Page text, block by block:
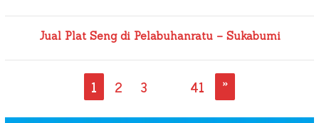
Jual Plat Seng di Pelabuhanratu – Sukabumi
1 2 3 41 »